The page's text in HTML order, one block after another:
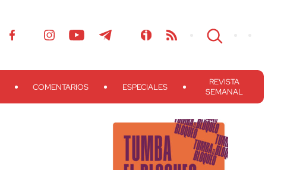
COMENTARIOS ESPECIALES
REVISTA
SEMANAL